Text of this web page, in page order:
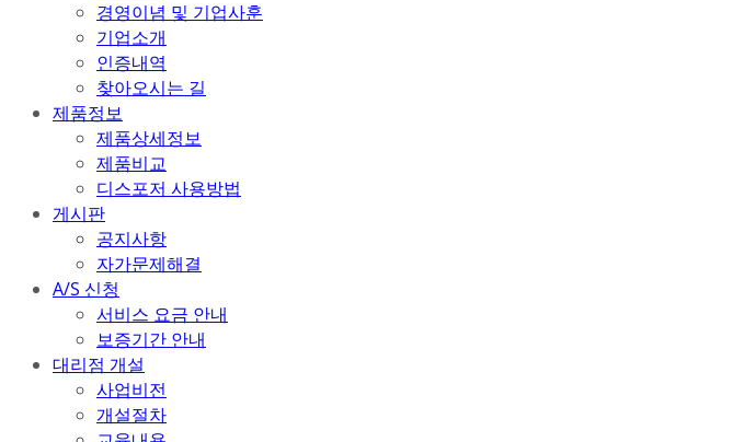
경영이념 및 기업사훈
기업소개
인증내역
찾아오시는 길
제품정보
제품상세정보
제품비교
디스포저 사용방법
게시판
공지사항
자가문제해결
A/S 신청
서비스 요금 안내
보증기간 안내
대리점 개설
사업비전
개설절차